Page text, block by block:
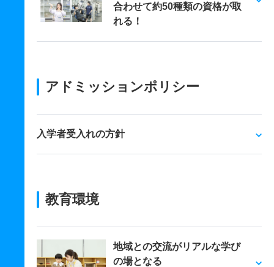
合わせて約50種類の資格が取
れる！
アドミッションポリシー
入学者受入れの方針
教育環境
地域との交流がリアルな学び
の場となる